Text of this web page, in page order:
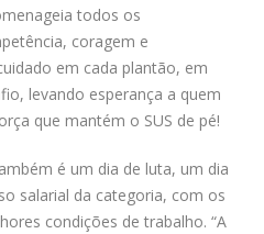
todos os
coragem e
em cada plantão, em
levando esperança a quem
que mantém o SUS de pé!
é um dia de luta, um dia
salarial da categoria, com os
condições de trabalho. “A